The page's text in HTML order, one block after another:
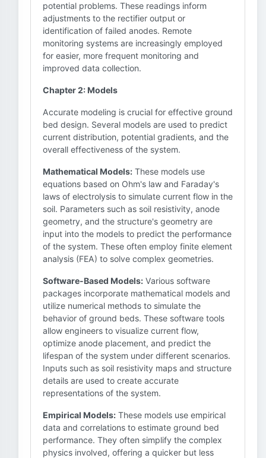
potential problems. These readings inform
adjustments to the rectifier output or
identification of failed anodes. Remote
monitoring systems are increasingly employed
for easier, more frequent monitoring and
improved data collection.
Chapter 2: Models
Accurate modeling is crucial for effective ground
bed design. Several models are used to predict
current distribution, potential gradients, and the
overall effectiveness of the system.
Mathematical Models: These models use
equations based on Ohm's law and Faraday's
laws of electrolysis to simulate current flow in the
soil. Parameters such as soil resistivity, anode
geometry, and the structure's geometry are
input into the models to predict the performance
of the system. These often employ finite element
analysis (FEA) to solve complex geometries.
Software-Based Models: Various software
packages incorporate mathematical models and
utilize numerical methods to simulate the
behavior of ground beds. These software tools
allow engineers to visualize current flow,
optimize anode placement, and predict the
lifespan of the system under different scenarios.
Inputs such as soil resistivity maps and structure
details are used to create accurate
representations of the system.
Empirical Models: These models use empirical
data and correlations to estimate ground bed
performance. They often simplify the complex
physics involved, offering a quicker but less